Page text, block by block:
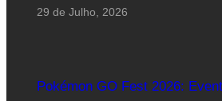
29 de Julho, 2026
Pokémon GO Fest 2026: